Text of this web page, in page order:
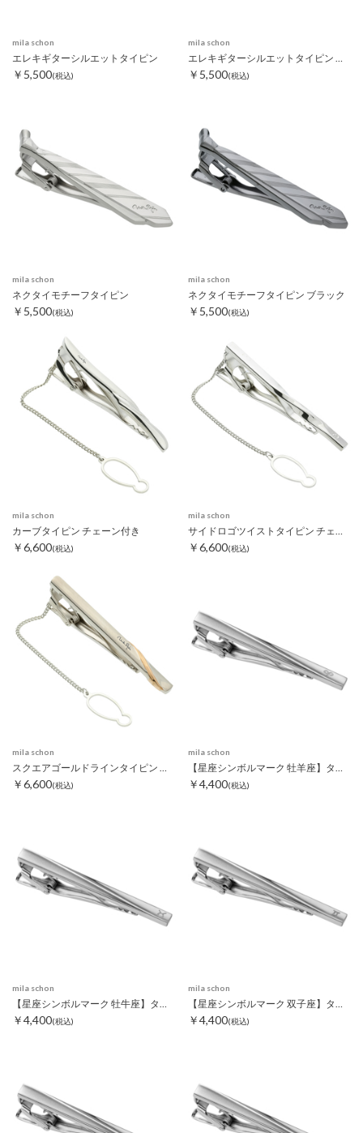
mila schon
エレキギターシルエットタイピン
￥5,500(税込)
mila schon
エレキギターシルエットタイピン ブラック
￥5,500(税込)
mila schon
ネクタイモチーフタイピン
￥5,500(税込)
mila schon
ネクタイモチーフタイピン ブラック
￥5,500(税込)
mila schon
カーブタイピン チェーン付き
￥6,600(税込)
mila schon
サイドロゴツイストタイピン チェーン付き
￥6,600(税込)
mila schon
￥6,600(税込)
mila schon
￥4,400(税込)
mila schon
【星座シンボルマーク 牡牛座】タイピン
￥4,400(税込)
mila schon
【星座シンボルマーク 双子座】タイピン
￥4,400(税込)